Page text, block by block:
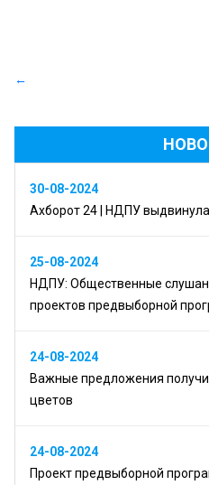
←
30-08-2024
Ахборот 24 | НДПУ
25-08-2024
НДПУ: Общественные
проектов предвыборной
24-08-2024
Важные предложения
цветов
24-08-2024
Проект предвыборной